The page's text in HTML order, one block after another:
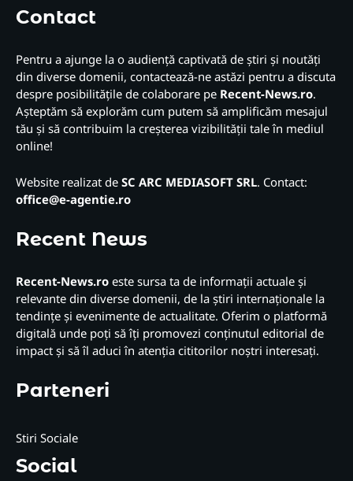
Contact
Pentru a ajunge la o audiență captivată de știri și noutăți
din diverse domenii, contactează-ne astăzi pentru a discuta
despre posibilitățile de colaborare pe Recent-News.ro.
Așteptăm să explorăm cum putem să amplificăm mesajul
tău și să contribuim la creșterea vizibilității tale în mediul
online!
Website realizat de SC ARC MEDIASOFT SRL. Contact:
office@e-agentie.ro
Recent News
Recent-News.ro este sursa ta de informații actuale și
relevante din diverse domenii, de la știri internaționale la
tendințe și evenimente de actualitate. Oferim o platformă
digitală unde poți să îți promovezi conținutul editorial de
impact și să îl aduci în atenția cititorilor noștri interesați.
Parteneri
Stiri Sociale
Social